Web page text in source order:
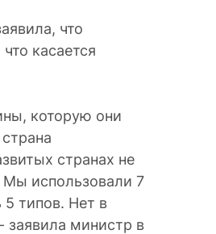
что
касается
которую они
странах не
Мы использовали 7
типов. Нет в
заявила министр в